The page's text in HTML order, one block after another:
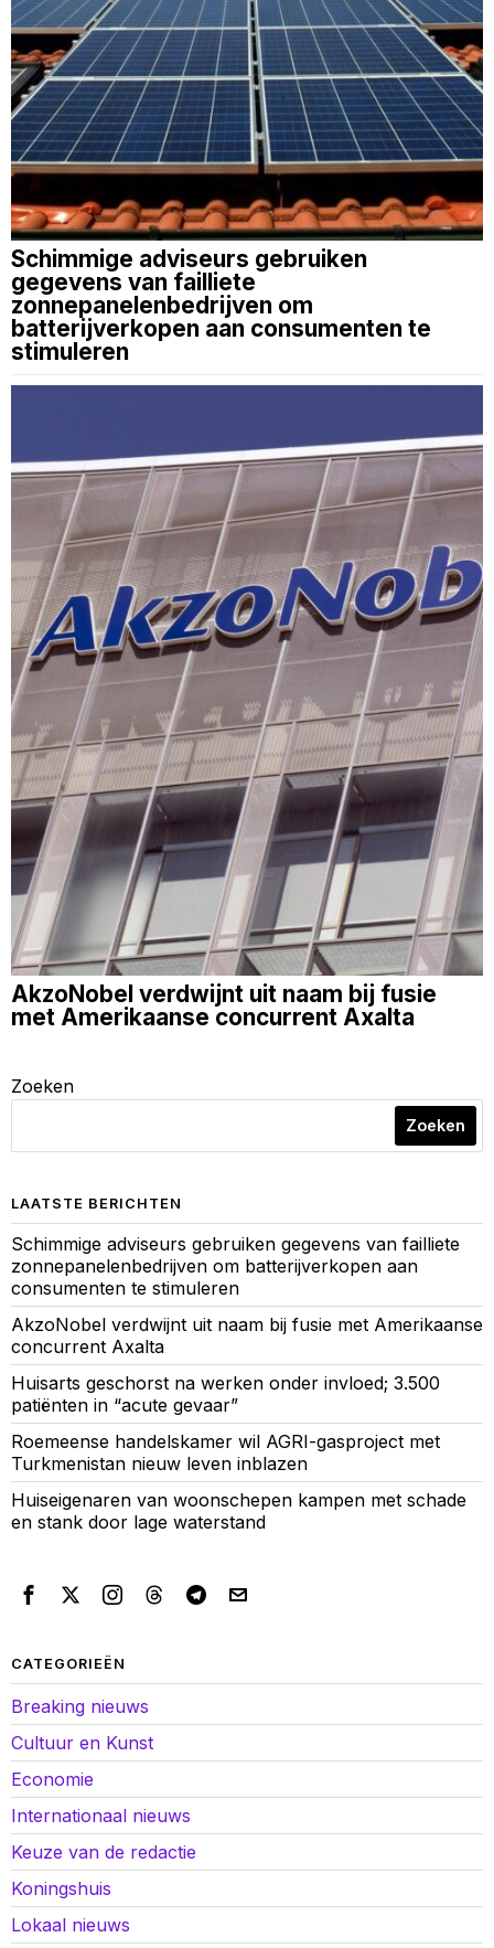
Schimmige adviseurs gebruiken
gegevens van failliete
zonnepanelenbedrijven om
batterijverkopen aan consumenten te
stimuleren
AkzoNobel verdwijnt uit naam bij fusie
met Amerikaanse concurrent Axalta
Zoeken
Zoeken
LAATSTE BERICHTEN
Schimmige adviseurs gebruiken gegevens van failliete
zonnepanelenbedrijven om batterijverkopen aan
consumenten te stimuleren
AkzoNobel verdwijnt uit naam bij fusie met Amerikaanse
concurrent Axalta
Huisarts geschorst na werken onder invloed; 3.500
patiënten in “acute gevaar”
Roemeense handelskamer wil AGRI-gasproject met
Turkmenistan nieuw leven inblazen
Huiseigenaren van woonschepen kampen met schade
en stank door lage waterstand
CATEGORIEËN
Breaking nieuws
Cultuur en Kunst
Economie
Internationaal nieuws
Keuze van de redactie
Koningshuis
Lokaal nieuws